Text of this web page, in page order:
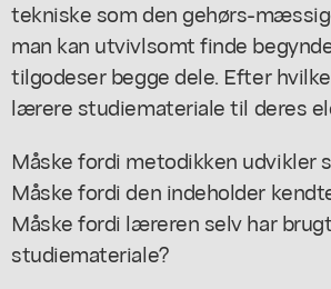
tekniske som den gehørs-
man kan utvivlsomt finde
tilgodeser begge dele. Efter
lærere studiemateriale til deres
Måske fordi metodikken udvikler
Måske fordi den indeholder
Måske fordi læreren selv har
studiemateriale?